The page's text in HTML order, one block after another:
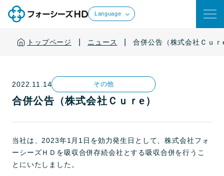
Language
トップページ ニュース 合併公告（株式会社Ｃｕｒ
2022.11.14 その他
合併公告（株式会社Ｃｕｒe）
当社は、2023年1月1日を効力発生日として、株式会社フォ
ーシーズＨＤを吸収合併存続会社とする吸収合併を行うこ
とにいたしました。